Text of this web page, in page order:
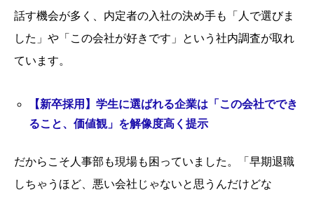
話す機会が多く、内定者の入社の決め手も「人で選びま
した」や「この会社が好きです」という社内調査が取れ
ています。
【新卒採用】学生に選ばれる企業は「この会社ででき
ること、価値観」を解像度高く提示
だからこそ人事部も現場も困っていました。「早期退職
しちゃうほど、悪い会社じゃないと思うんだけどな